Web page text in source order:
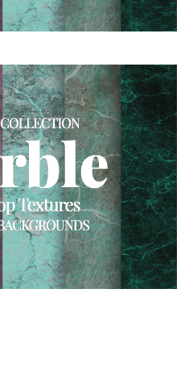
wybrać
Pobieranie